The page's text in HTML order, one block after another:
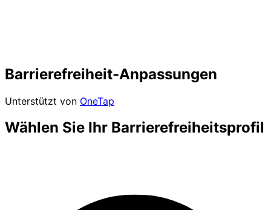
Barrierefreiheit-Anpassungen
Unterstützt von OneTap
Wählen Sie Ihr Barrierefreiheitsprofil